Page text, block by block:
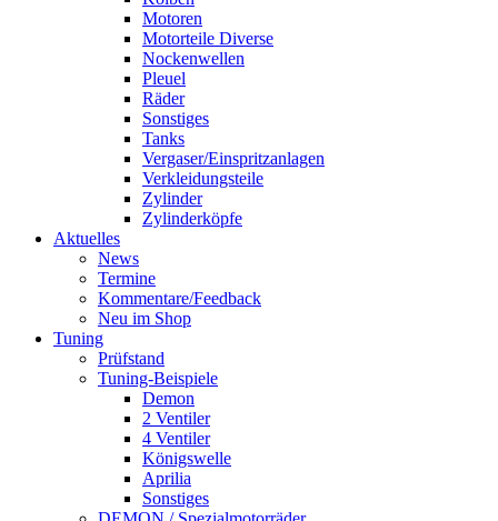
Motoren
Motorteile Diverse
Nockenwellen
Pleuel
Räder
Sonstiges
Tanks
Vergaser/Einspritzanlagen
Verkleidungsteile
Zylinder
Zylinderköpfe
Aktuelles
News
Termine
Kommentare/Feedback
Neu im Shop
Tuning
Prüfstand
Tuning-Beispiele
Demon
2 Ventiler
4 Ventiler
Königswelle
Aprilia
Sonstiges